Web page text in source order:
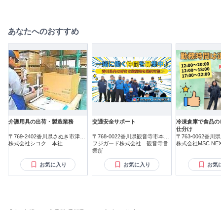
あなたへのおすすめ
介護用具の出荷・製造業務
〒769-2402香川県さぬき市津田
町鶴羽
株式会社シコク 本社
お気に入り
交通安全サポート
〒768-0022香川県観音寺市本大
町
フジガード株式会社 観音寺営
業所
お気に入り
冷凍倉庫で食品
仕分け
〒763-0062香川
株式会社MSC
お気